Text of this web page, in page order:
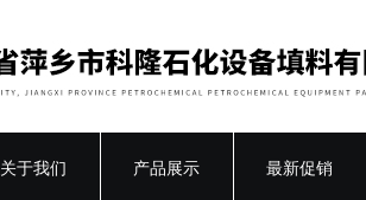
关于我们 产品展示 最新促销